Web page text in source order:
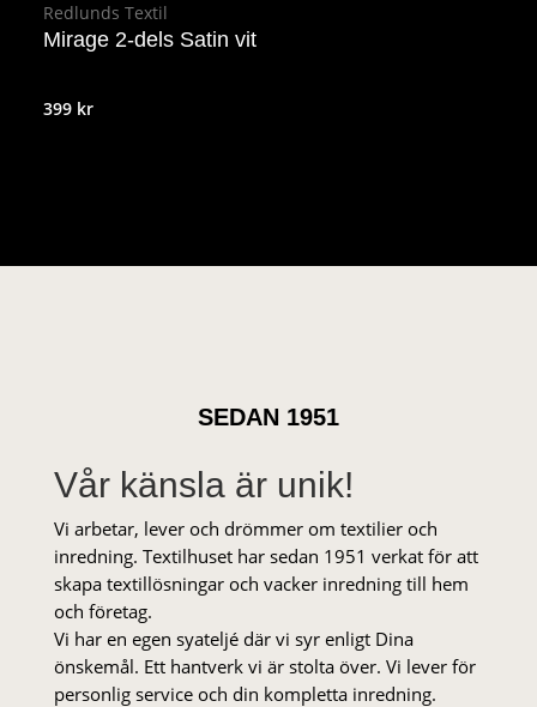
Redlunds Textil
Mirage 2-dels Satin vit
399 kr
SEDAN 1951
Vår känsla är unik!
Vi arbetar, lever och drömmer om textilier och
inredning. Textilhuset har sedan 1951 verkat för att
skapa textillösningar och vacker inredning till hem
och företag.
Vi har en egen syateljé där vi syr enligt Dina
önskemål. Ett hantverk vi är stolta över. Vi lever för
personlig service och din kompletta inredning.